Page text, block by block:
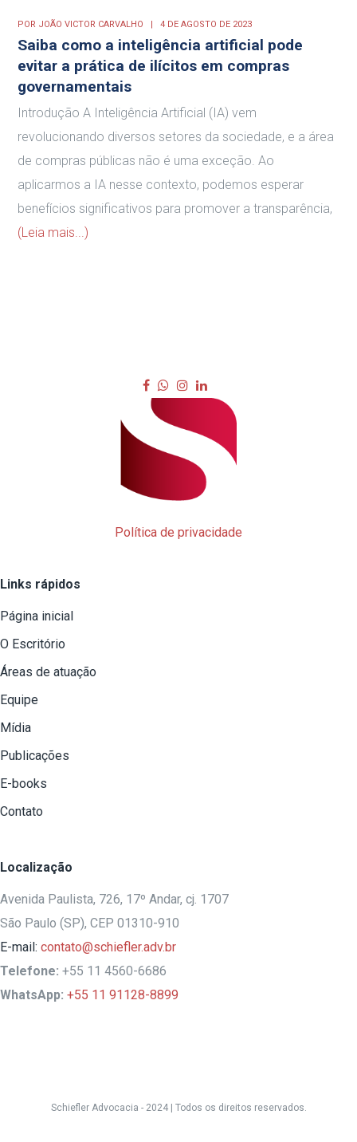
POR JOÃO VICTOR CARVALHO 4 DE AGOSTO DE 2023
Saiba como a inteligência artificial pode
evitar a prática de ilícitos em compras
governamentais
Introdução A Inteligência Artificial (IA) vem
revolucionando diversos setores da sociedade, e a área
de compras públicas não é uma exceção. Ao
aplicarmos a IA nesse contexto, podemos esperar
benefícios significativos para promover a transparência,
(Leia mais...)
Política de privacidade
Links rápidos
Página inicial
O Escritório
Áreas de atuação
Equipe
Mídia
Publicações
E-books
Contato
Localização
Avenida Paulista, 726, 17º Andar, cj. 1707
São Paulo (SP), CEP 01310-910
E-mail: contato@schiefler.adv.br
Telefone: +55 11 4560-6686
WhatsApp: +55 11 91128-8899
Schiefler Advocacia - 2024 | Todos os direitos reservados.